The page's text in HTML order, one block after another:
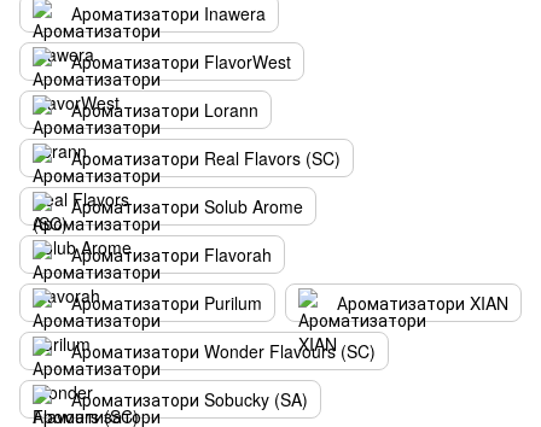
Ароматизатори Inawera
Ароматизатори FlavorWest
Ароматизатори Lorann
Ароматизатори Real Flavors (SC)
Ароматизатори Solub Arome
Ароматизатори Flavorah
Ароматизатори Purilum
Ароматизатори XIAN
Ароматизатори Wonder Flavours (SC)
Ароматизатори Sobucky (SA)